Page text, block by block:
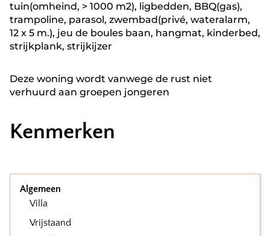
tuin(omheind, > 1000 m2), ligbedden, BBQ(gas),
trampoline, parasol, zwembad(privé, wateralarm,
12 x 5 m.), jeu de boules baan, hangmat, kinderbed,
strijkplank, strijkijzer
Deze woning wordt vanwege de rust niet
verhuurd aan groepen jongeren
Kenmerken
Algemeen
Villa
Vrijstaand